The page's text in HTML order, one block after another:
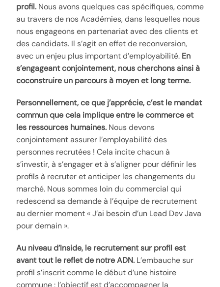
profil. Nous avons quelques cas spécifiques, comme
au travers de nos Académies, dans lesquelles nous
nous engageons en partenariat avec des clients et
des candidats. Il s’agit en effet de reconversion,
avec un enjeu plus important d’employabilité. En
s’engageant conjointement, nous cherchons ainsi à
coconstruire un parcours à moyen et long terme.
Personnellement, ce que j’apprécie, c’est le mandat
commun que cela implique entre le commerce et
les ressources humaines. Nous devons
conjointement assurer l’employabilité des
personnes recrutées ! Cela incite chacun à
s’investir, à s’engager et à s’aligner pour définir les
profils à recruter et anticiper les changements du
marché. Nous sommes loin du commercial qui
redescend sa demande à l’équipe de recrutement
au dernier moment « J’ai besoin d’un Lead Dev Java
pour demain ».
Au niveau d’Inside, le recrutement sur profil est
avant tout le reflet de notre ADN. L’embauche sur
profil s’inscrit comme le début d’une histoire
commune : l’objectif est d’accompagner la